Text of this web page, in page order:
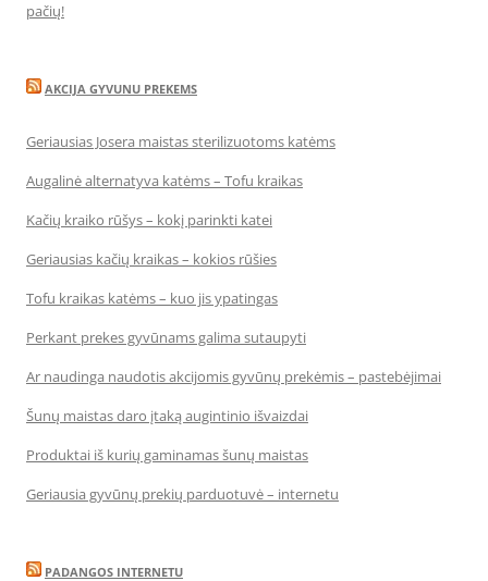
pačių!
AKCIJA GYVUNU PREKEMS
Geriausias Josera maistas sterilizuotoms katėms
Augalinė alternatyva katėms – Tofu kraikas
Kačių kraiko rūšys – kokį parinkti katei
Geriausias kačių kraikas – kokios rūšies
Tofu kraikas katėms – kuo jis ypatingas
Perkant prekes gyvūnams galima sutaupyti
Ar naudinga naudotis akcijomis gyvūnų prekėmis – pastebėjimai
Šunų maistas daro įtaką augintinio išvaizdai
Produktai iš kurių gaminamas šunų maistas
Geriausia gyvūnų prekių parduotuvė – internetu
PADANGOS INTERNETU